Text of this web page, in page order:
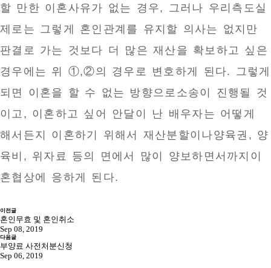
할 만한 이혼사유가 없는 경우, 그러나 우리측도실
제로는 그렇게 혼인관계를 유지할 의사는 없지만
판결로 가는 것보다 더 많은 재산을 확보하고 싶은
경우에는 위 ①,②의 경우로 변호하게 된다. 그렇게
되면 이혼을 할 수 없는 방향으로소송이 진행될 것
이고, 이혼하고 싶어 안달이 난 배우자는 어떻게
해서든지 이혼하기 위해서 재산분할이나양육권, 양
육비, 위자료 등의 면에서 많이 양보하면서까지이
혼협상에 응하게 된다.
이전글
혼인무효 및 혼인취소
Sep 08, 2019
다음글
부양료 사전처분신청
Sep 06, 2019